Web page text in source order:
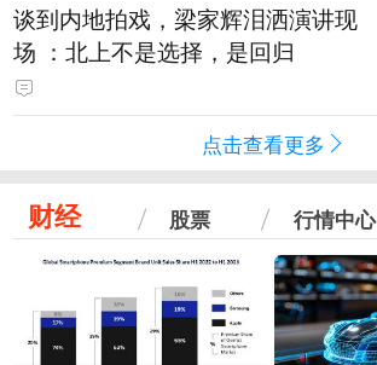
谈到内地拍戏，梁家辉泪洒演讲现
场 ：北上不是选择，是回归
点击查看更多
财经 股票 行情中心